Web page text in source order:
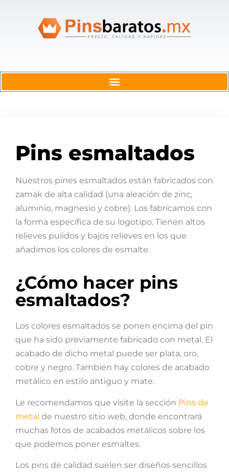
Pins esmaltados
Nuestros pines esmaltados están fabricados con
zamak de alta calidad (una aleación de zinc,
aluminio, magnesio y cobre). Los fabricamos con
la forma específica de su logotipo. Tienen altos
relieves pulidos y bajos relieves en los que
añadimos los colores de esmalte.
¿Cómo hacer pins
esmaltados?
Los colores esmaltados se ponen encima del pin
que ha sido previamente fabricado con metal. El
acabado de dicho metal puede ser plata, oro,
cobre y negro. También hay colores de acabado
metálico en estilo antiguo y mate.
Le recomendamos que visite la sección Pins de
metal de nuestro sitio web, donde encontrará
muchas fotos de acabados metálicos sobre los
que podemos poner esmaltes.
Los pins de calidad suelen ser diseños sencillos